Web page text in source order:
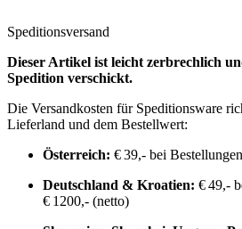
Speditionsversand
Dieser Artikel ist leicht zerbrechlich
Spedition verschickt.
Die Versandkosten für Speditionsware
Lieferland und dem Bestellwert:
Österreich: € 39,- bei
Deutschland & Kroatien: € 49,-
€ 1200,- (netto)